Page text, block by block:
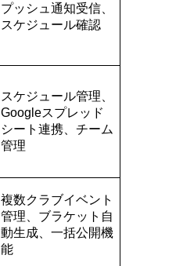
プッシュ通知受信、
スケジュール確認
スケジュール管理、
Googleスプレッド
シート連携、チーム
管理
複数クラブイベント
管理、ブラケット自
動生成、一括公開機
能